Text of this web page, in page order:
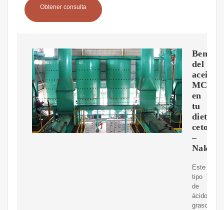
Obtener consulta
del
aceite
MCT
en
tu
dieta
–
Naked
Este
tipo
de
ácido
graso